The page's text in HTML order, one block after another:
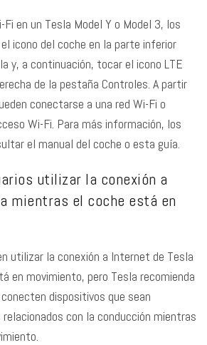
en un Tesla Model Y o Model 3, los
icono del coche en la parte inferior
y, a continuación, tocar el icono LTE
de la pestaña Controles. A partir
conectarse a una red Wi-Fi o
Wi-Fi. Para más información, los
el manual del coche o esta guía.
utilizar la conexión a
mientras el coche está en
utilizar la conexión a Internet de Tesla
en movimiento, pero Tesla recomienda
dispositivos que sean
con la conducción mientras